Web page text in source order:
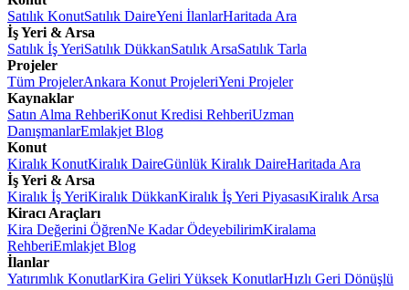
Satılık KonutSatılık DaireYeni İlanlarHaritada Ara
İş Yeri & Arsa
Satılık İş YeriSatılık DükkanSatılık ArsaSatılık Tarla
Projeler
Tüm ProjelerAnkara Konut ProjeleriYeni Projeler
Kaynaklar
Satın Alma RehberiKonut Kredisi RehberiUzman
DanışmanlarEmlakjet Blog
Konut
Kiralık KonutKiralık DaireGünlük Kiralık DaireHaritada Ara
İş Yeri & Arsa
Kiralık İş YeriKiralık DükkanKiralık İş Yeri PiyasasıKiralık Arsa
Kiracı Araçları
Kira Değerini ÖğrenNe Kadar ÖdeyebilirimKiralama
RehberiEmlakjet Blog
İlanlar
Yatırımlık KonutlarKira Geliri Yüksek KonutlarHızlı Geri Dönüşlü